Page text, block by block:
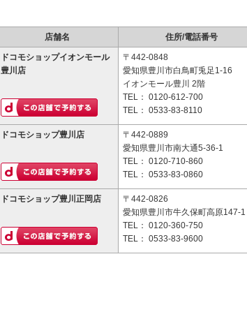
店舗名 住所/電話番号
ドコモショップイオンモール
豊川店
〒442-0848
愛知県豊川市白鳥町兎足1-16
イオンモール豊川 2階
TEL： 0120-612-700
TEL： 0533-83-8110
ドコモショップ豊川店
〒442-0889
愛知県豊川市南大通5-36-1
TEL： 0120-710-860
TEL： 0533-83-0860
ドコモショップ豊川正岡店
〒442-0826
愛知県豊川市牛久保町高原147-1
TEL： 0120-360-750
TEL： 0533-83-9600